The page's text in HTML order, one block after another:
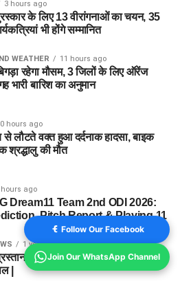
3 hours ago
के लिए 13 वीरांगनाओं का चयन, 35
भी होंगे सम्मानित
WEATHER 11 hours ago
रहेगा मौसम, 3 जिलों के लिए ऑरेंज
भारी बारिश का अनुमान
hours ago
से लौटते वक्त हुआ दर्दनाक हादसा, बाइक
की मौत
hours ago
Dream11 Team 2nd ODI 2026:
Pitch Report & Playing 11
1 year ago
की ज़मीन को लेकर विवाद, दफनाने से
|
Follow Our Facebook
Join Our WhatsApp Channel